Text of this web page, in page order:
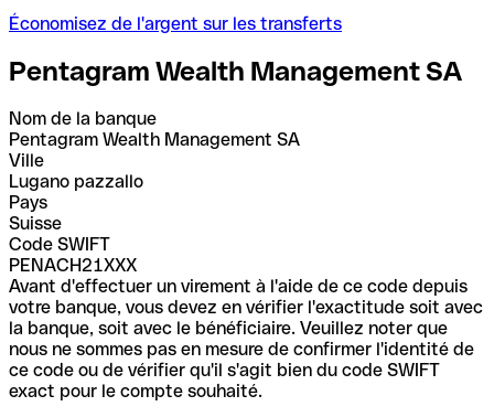
Économisez de l'argent sur les transferts
Pentagram Wealth Management SA
Nom de la banque
Pentagram Wealth Management SA
Ville
Lugano pazzallo
Pays
Suisse
Code SWIFT
PENACH21XXX
Avant d'effectuer un virement à l'aide de ce code depuis
votre banque, vous devez en vérifier l'exactitude soit avec
la banque, soit avec le bénéficiaire. Veuillez noter que
nous ne sommes pas en mesure de confirmer l'identité de
ce code ou de vérifier qu'il s'agit bien du code SWIFT
exact pour le compte souhaité.